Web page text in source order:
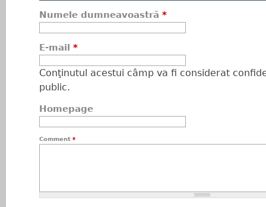
Numele dumneavoastră *
E-mail *
Conţinutul acestui câmp va fi considerat
public.
Homepage
Comment *